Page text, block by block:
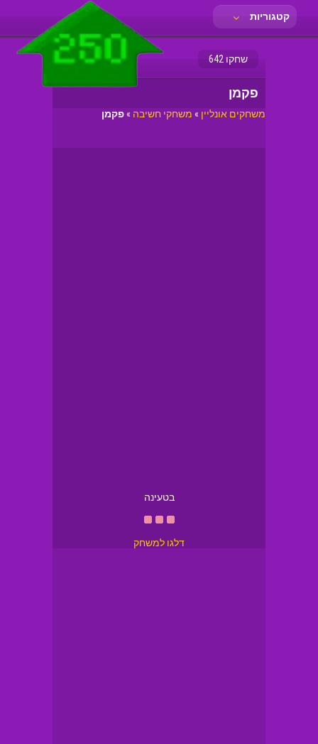
קטגוריות
שחקו 642
פקמן
משחקים אונליין » משחקי חשיבה »פקמן
בטעינה
דלגו למשחק